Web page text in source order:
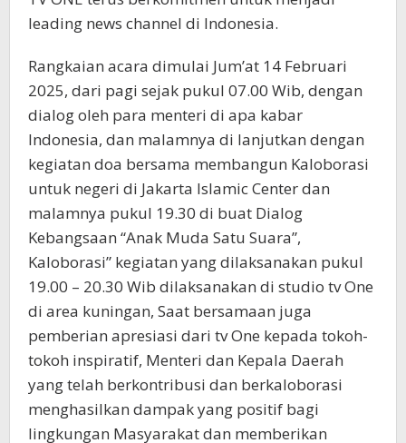
leading news channel di Indonesia.
Rangkaian acara dimulai Jum’at 14 Februari
2025, dari pagi sejak pukul 07.00 Wib, dengan
dialog oleh para menteri di apa kabar
Indonesia, dan malamnya di lanjutkan dengan
kegiatan doa bersama membangun Kaloborasi
untuk negeri di Jakarta Islamic Center dan
malamnya pukul 19.30 di buat Dialog
Kebangsaan “Anak Muda Satu Suara”,
Kaloborasi” kegiatan yang dilaksanakan pukul
19.00 – 20.30 Wib dilaksanakan di studio tv One
di area kuningan, Saat bersamaan juga
pemberian apresiasi dari tv One kepada tokoh-
tokoh inspiratif, Menteri dan Kepala Daerah
yang telah berkontribusi dan berkaloborasi
menghasilkan dampak yang positif bagi
lingkungan Masyarakat dan memberikan